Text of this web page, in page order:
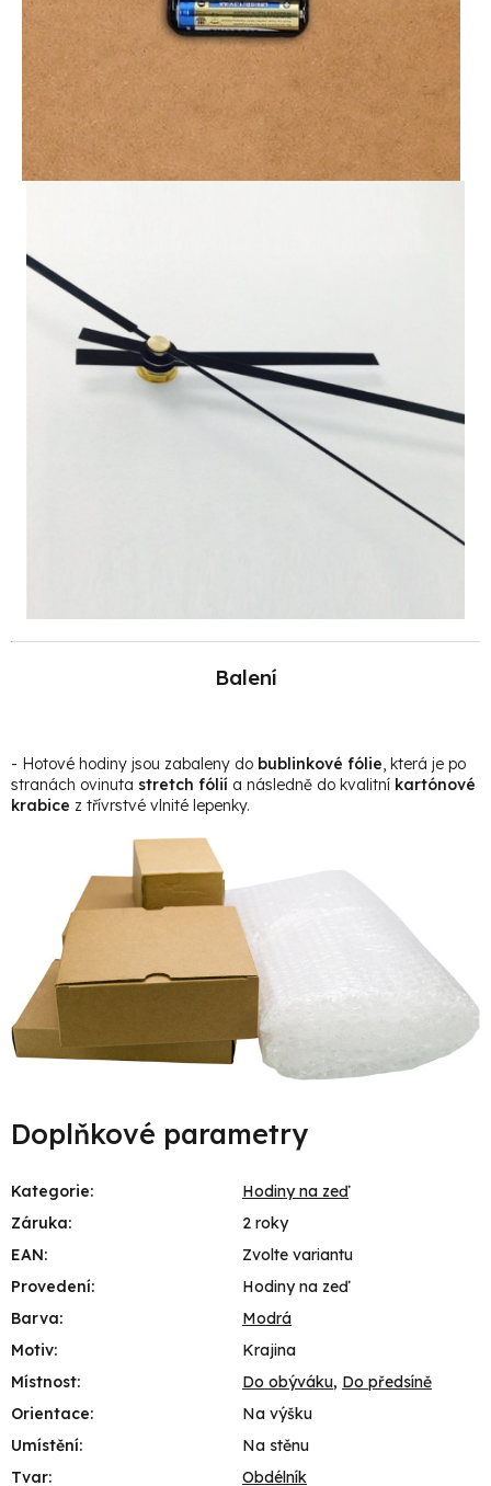
Balení
- Hotové hodiny jsou zabaleny do bublinkové fólie, která je po
stranách ovinuta stretch fólií a následně do kvalitní kartónové
krabice z třívrstvé vlnité lepenky.
Doplňkové parametry
Kategorie:
Hodiny na zeď
Záruka:
2 roky
EAN:
Zvolte variantu
Provedení:
Hodiny na zeď
Barva:
Modrá
Motiv:
Krajina
Místnost: Do obýváku, Do předsíně
Orientace:
Na výšku
Umístění:
Na stěnu
Tvar: Obdélník